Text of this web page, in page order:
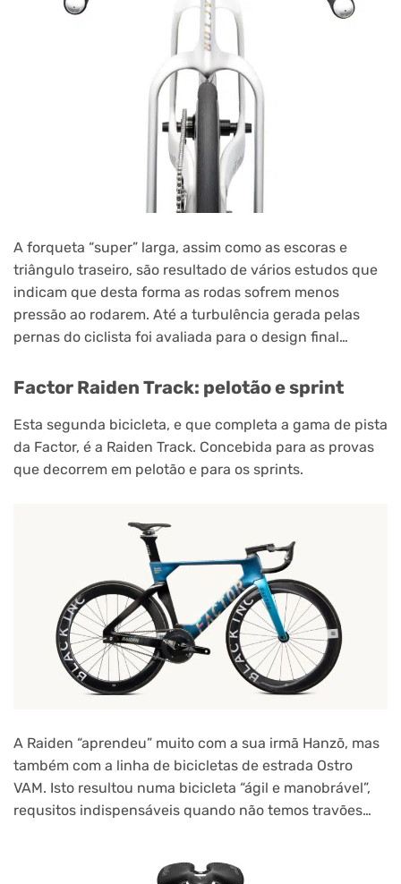
A forqueta “super” larga, assim como as escoras e
triângulo traseiro, são resultado de vários estudos que
indicam que desta forma as rodas sofrem menos
pressão ao rodarem. Até a turbulência gerada pelas
pernas do ciclista foi avaliada para o design final…
Factor Raiden Track: pelotão e sprint
Esta segunda bicicleta, e que completa a gama de pista
da Factor, é a Raiden Track. Concebida para as provas
que decorrem em pelotão e para os sprints.
A Raiden “aprendeu” muito com a sua irmã Hanzõ, mas
também com a linha de bicicletas de estrada Ostro
VAM. Isto resultou numa bicicleta “ágil e manobrável”,
requsitos indispensáveis quando não temos travões…